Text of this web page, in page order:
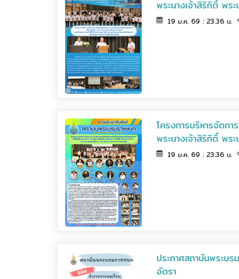
พระนางเจ้าสิริกิติ์ พ
19 ม.ค. 69 : 23.36 น.
โครงการบริหารจัดก
พระนางเจ้าสิริกิติ์ พร
19 ม.ค. 69 : 23.36 น.
ประกาศสถาบันพระบ
อัตรา